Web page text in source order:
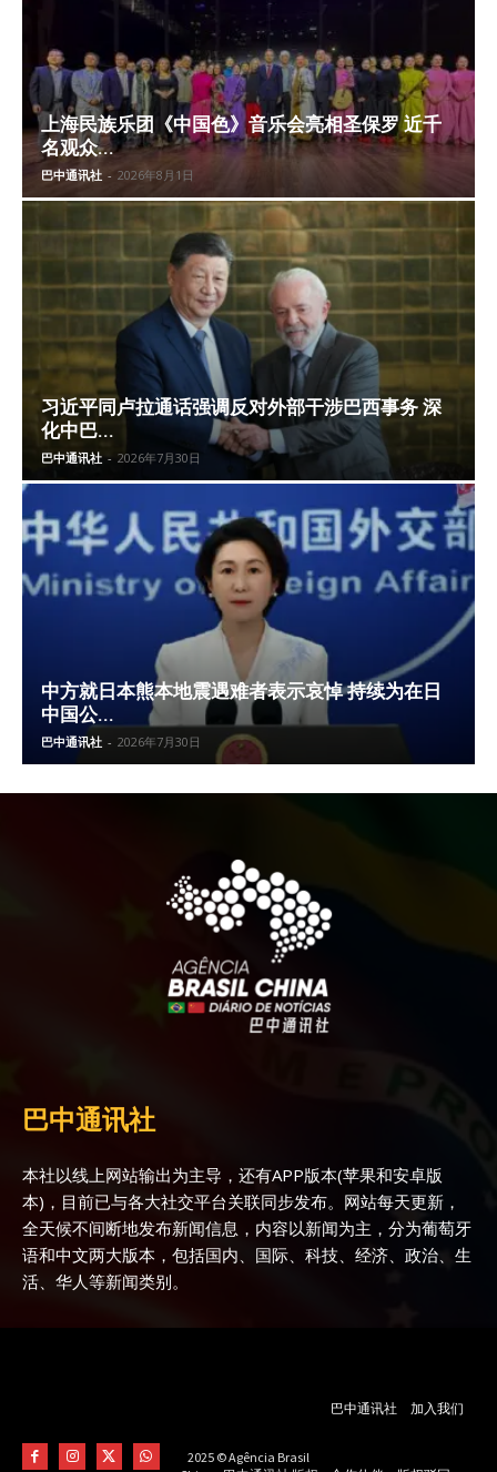
上海民族乐团《中国色》音乐会亮相圣保罗 近千
名观众...
巴中通讯社 - 2026年8月1日
习近平同卢拉通话强调反对外部干涉巴西事务 深
化中巴...
巴中通讯社 - 2026年7月30日
中方就日本熊本地震遇难者表示哀悼 持续为在日
中国公...
巴中通讯社 - 2026年7月30日
巴中通讯社
本社以线上网站输出为主导，还有APP版本(苹果和安卓版
本)，目前已与各大社交平台关联同步发布。网站每天更新，
全天候不间断地发布新闻信息，内容以新闻为主，分为葡萄牙
语和中文两大版本，包括国内、国际、科技、经济、政治、生
活、华人等新闻类别。
2025 © Agência Brasil
巴中通讯社 加入我们